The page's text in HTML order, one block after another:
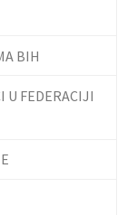
BIH
U FEDERACIJI